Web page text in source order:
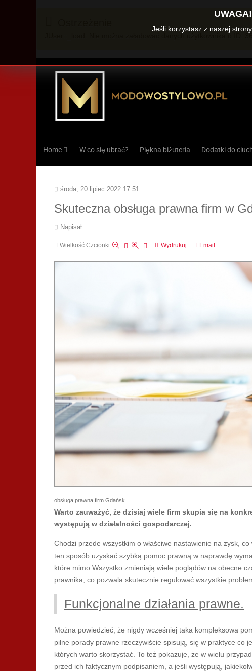
Home W co się ubrać? Piękna biżuteria Dodatki do
środa, 20 lipiec 2022 17:51
Skuteczna obsługa prawna firm w
Napisał
Wielkość Czcionki Wydrukuj Email
obsługa prawna firm Gdańsk
Warto zauważyć, że dzisiaj wiele firm skupia się na
występują w działalności gospodarczej.
Chodzi przede wszystkim o właściwe nastawienie na zysk,
ten sposób uzyskać szybką pomoc prawną w naprawdę
które mimo Wszystko zmieniają wiele poglądów na obecne
prawnika, co pozwala skutecznie regulować wszystkie
Funkcjonalne działania prawne.
Można powiedzieć, że nigdy wcześniej taka kompleksowa
pilne porady prawne rzeczywiście spisują, się w praktyce co
których warto skorzystać. To też pokazuje, że w wielu
przed ich faktycznym podpisaniem, a jeśli występują,
Jeśli korzystasz z naszej